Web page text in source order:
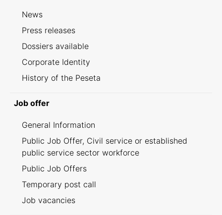
News
Press releases
Dossiers available
Corporate Identity
History of the Peseta
Job offer
General Information
Public Job Offer, Civil service or established
public service sector workforce
Public Job Offers
Temporary post call
Job vacancies